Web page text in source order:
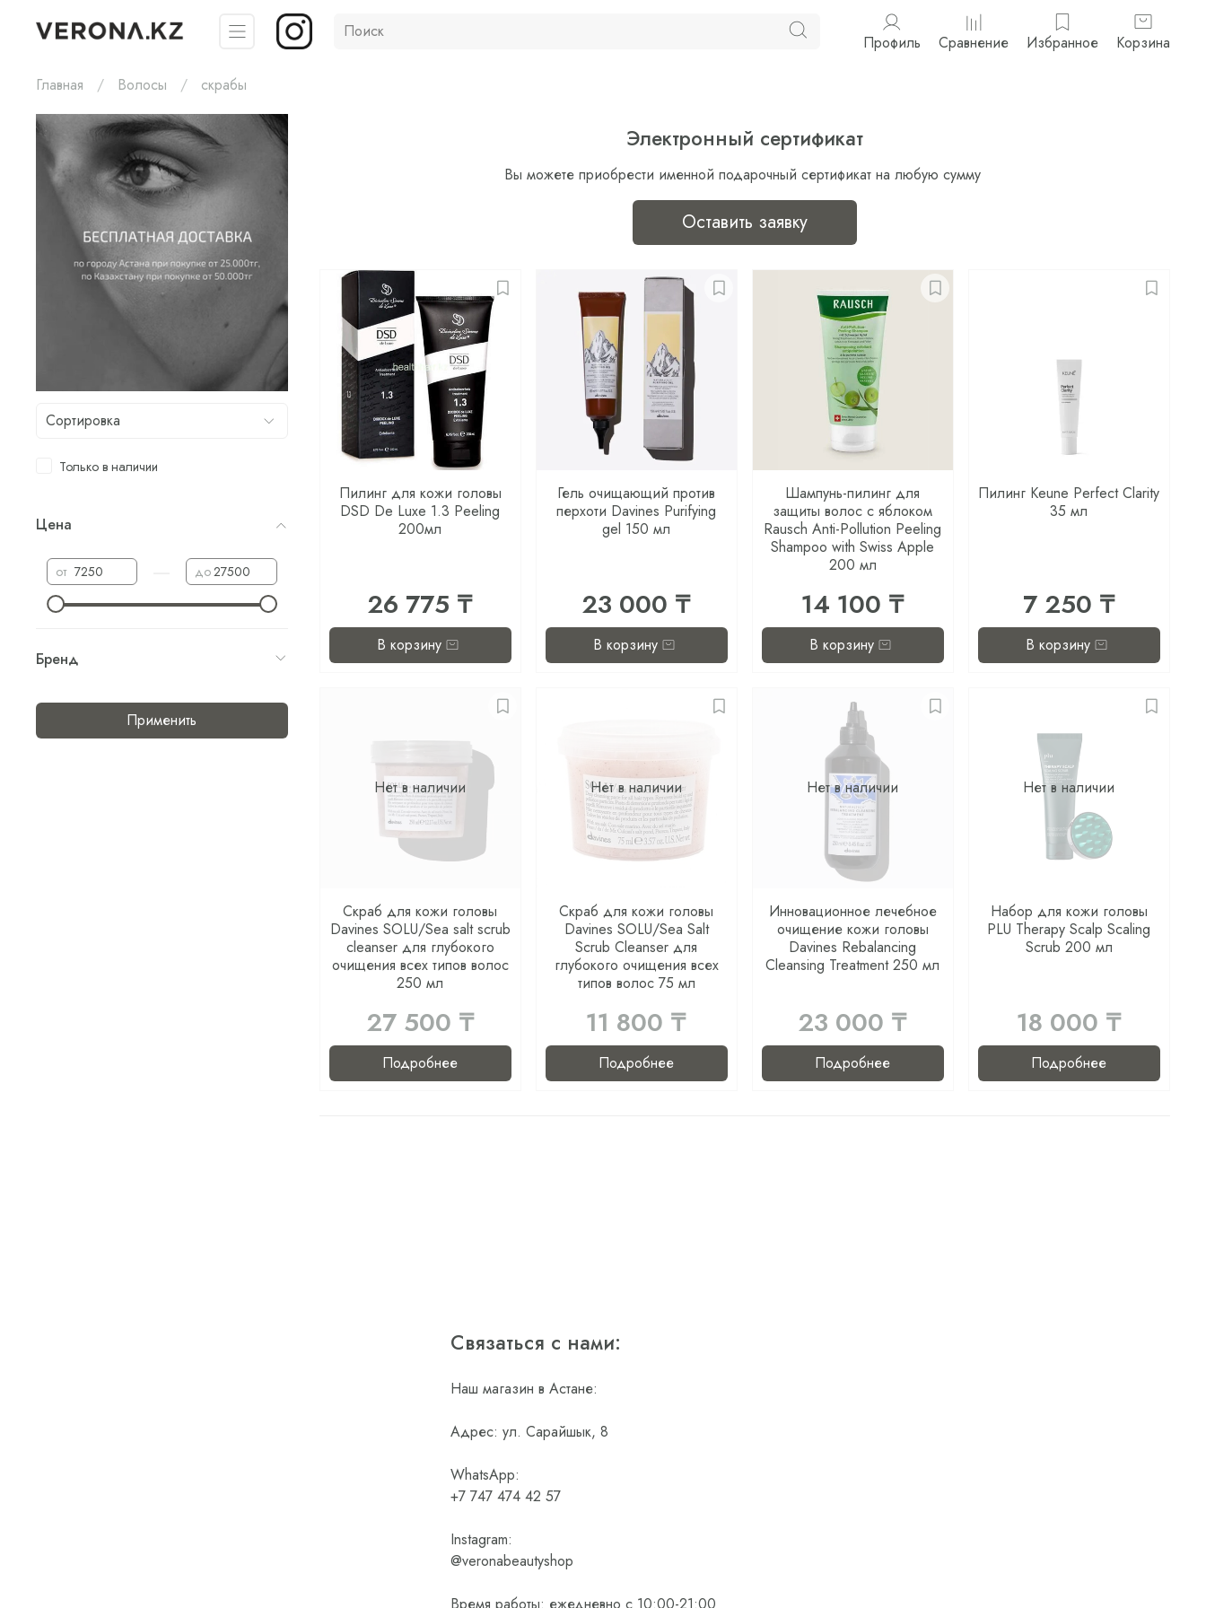
Профиль Сравнение Избранное Корзина
Главная Волосы скрабы
Электронный сертификат
Вы можете приобрести именной подарочный сертификат на любую сумму
Оставить заявку
Пилинг для кожи головы
DSD De Luxe 1.3 Peeling
200мл
26 775 ₸
В корзину
Гель очищающий против
перхоти Davines Purifying
gel 150 мл
23 000 ₸
В корзину
Шампунь-пилинг для
защиты волос с яблоком
Rausch Anti-Pollution Peeling
Shampoo with Swiss Apple
200 мл
14 100 ₸
В корзину
Пилинг Keune Perfect Clarity
35 мл
7 250 ₸
В корзину
Нет в наличии
Cкраб для кожи головы
Davines SOLU/Sea salt scrub
cleanser для глубокого
очищения всех типов волос
250 мл
27 500 ₸
Подробнее
Нет в наличии
Скраб для кожи головы
Davines SOLU/Sea Salt
Scrub Cleanser для
глубокого очищения всех
типов волос 75 мл
11 800 ₸
Подробнее
Нет в наличии
Инновационное лечебное
очищение кожи головы
Davines Rebalancing
Cleansing Treatment 250 мл
23 000 ₸
Подробнее
Нет в наличии
Набор для кожи головы
PLU Therapy Scalp Scaling
Scrub 200 мл
18 000 ₸
Подробнее
Только в наличии
Цена
от до
Бренд
Применить
Связаться с нами:
Наш магазин в Астане:
Адрес: ул. Сарайшык, 8
WhatsApp:
+7 747 474 42 57
Instagram:
@veronabeautyshop
Время работы: ежедневно с 10:00-21:00